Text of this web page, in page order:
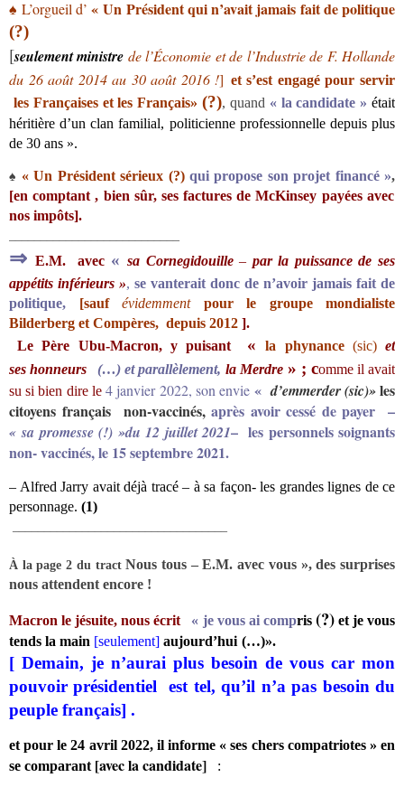
♠ L’orgueil d’ « Un Président qui n’avait jamais fait de politique
(?)
[seulement ministre de l’Économie et de l’Industrie de F. Hollande
du 26 août 2014 au 30 août 2016 !] et s’est engagé pour servir
les Françaises et les Français»(?), quand « la candidate »était
héritière d’un clan familial, politicienne professionnelle depuis plus
de 30 ans ».
♠ « Un Président sérieux (?)qui propose son projet financé »,
[en comptant , bien sûr, ses factures de McKinsey payées avec
nos impôts].
⇒ E.M. avec« sa Cornegidouille– par la puissance de ses
appétits inférieurs », se vanterait donc de n’avoir jamais fait de
politique, [sauf évidemmentpour le groupe mondialiste
Bilderberg et Compères, depuis 2012 ].
Le Père Ubu-Macron, y puisant «la phynance(sic)et
ses honneurs (…) et parallèlement, la Merdre» ; comme il avait
su si bien dire le4 janvier 2022, son envie« d’emmerder (sic)»les
citoyens français non-vaccinés, après avoir cessé de payer –
« sa promesse (!) »du 12 juillet 2021– les personnels soignants
non- vaccinés, le 15 septembre 2021.
– Alfred Jarry avait déjà tracé – à sa façon- les grandes lignes de ce
personnage. (1)
À la page 2 du tract Nous tous – E.M. avec vous », des surprises
nous attendent encore !
Macron le jésuite, nous écrit « je vous ai compris (?) etje vous
tends la main [seulement] aujourd’hui (…)».
[ Demain, je n’aurai plus besoin de vous car mon
pouvoir présidentiel est tel, qu’il n’a pas besoin du
peuple français] .
et pour le 24 avril 2022, il informe « ses chers compatriotes » en
se comparant [avec la candidate] :